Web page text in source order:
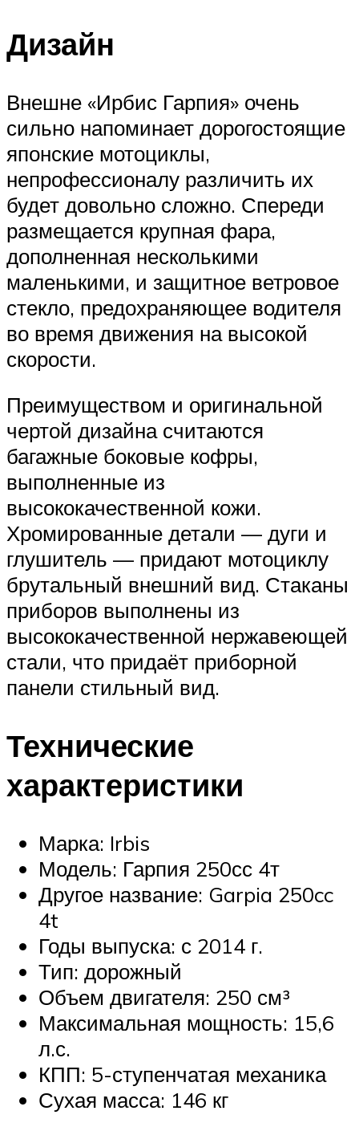
Дизайн
Внешне «Ирбис Гарпия» очень
сильно напоминает дорогостоящие
японские мотоциклы,
непрофессионалу различить их
будет довольно сложно. Спереди
размещается крупная фара,
дополненная несколькими
маленькими, и защитное ветровое
стекло, предохраняющее водителя
во время движения на высокой
скорости.
Преимуществом и оригинальной
чертой дизайна считаются
багажные боковые кофры,
выполненные из
высококачественной кожи.
Хромированные детали — дуги и
глушитель — придают мотоциклу
брутальный внешний вид. Стаканы
приборов выполнены из
высококачественной нержавеющей
стали, что придаёт приборной
панели стильный вид.
Технические
характеристики
Марка: Irbis
Модель: Гарпия 250сс 4т
Другое название: Garpia 250cc
4t
Годы выпуска: с 2014 г.
Тип: дорожный
Объем двигателя: 250 см³
Максимальная мощность: 15,6
л.с.
КПП: 5-ступенчатая механика
Сухая масса: 146 кг